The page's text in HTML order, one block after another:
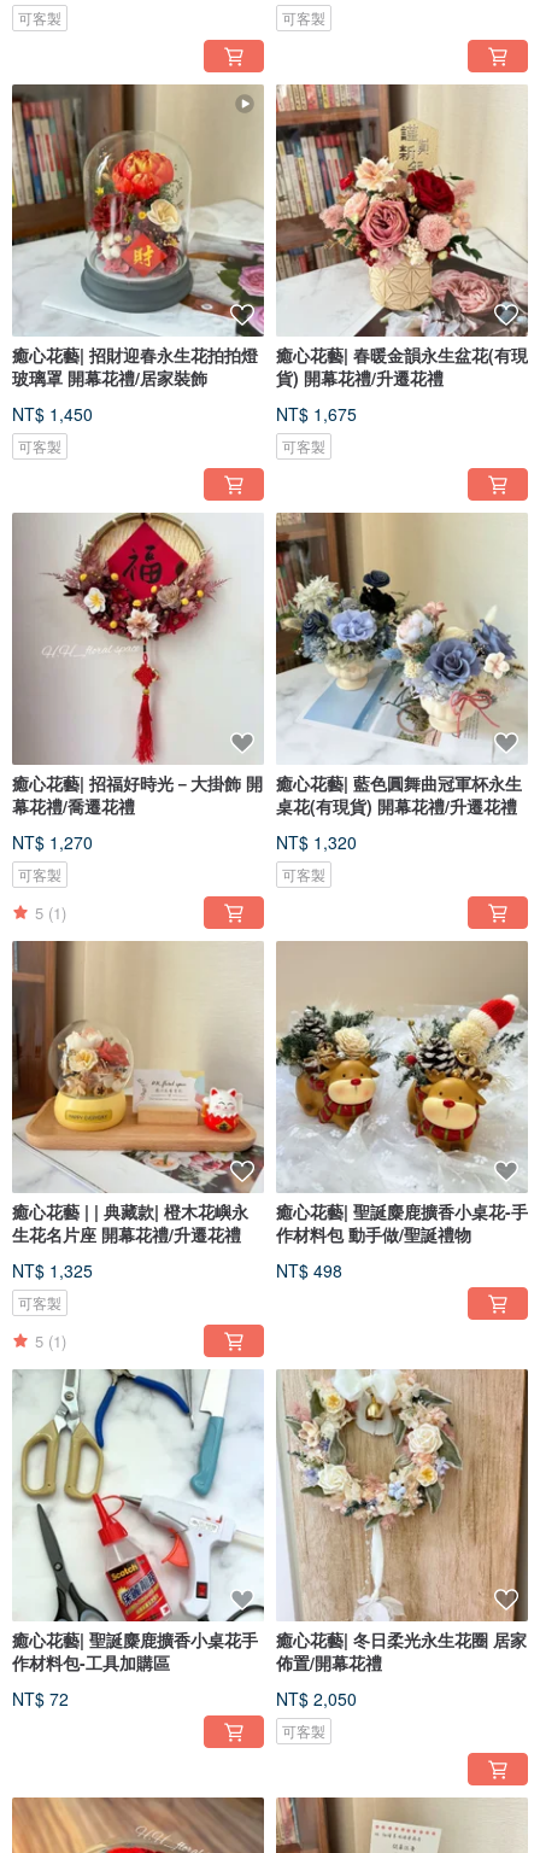
可客製 可客製
癒心花藝| 招財迎春永生花拍拍燈
玻璃罩 開幕花禮/居家裝飾
NT$ 1,450
可客製
癒心花藝| 春暖金韻永生盆花(有現
貨) 開幕花禮/升遷花禮
NT$ 1,675
可客製
癒心花藝| 招福好時光－大掛飾 開
幕花禮/喬遷花禮
NT$ 1,270
可客製
5 (1)
癒心花藝| 藍色圓舞曲冠軍杯永生
桌花(有現貨) 開幕花禮/升遷花禮
NT$ 1,320
可客製
癒心花藝 | | 典藏款| 橙木花嶼永
生花名片座 開幕花禮/升遷花禮
NT$ 1,325
可客製
5 (1)
癒心花藝| 聖誕麋鹿擴香小桌花-手
作材料包 動手做/聖誕禮物
NT$ 498
癒心花藝| 聖誕麋鹿擴香小桌花手
作材料包-工具加購區
NT$ 72
癒心花藝| 冬日柔光永生花圈 居家
佈置/開幕花禮
NT$ 2,050
可客製